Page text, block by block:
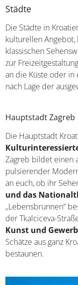
Städte
Die Städte in
kulturellen
klassischen
Optionen zur
hinein. Ausflüge an
Hauptstadt Zagreb
Die Hauptstadt
Zagreb bildet einen
pulsierender
liegt an euch, ob
Markuskirche
berühmten
Einkaufstaschen auf
Im
Museum für